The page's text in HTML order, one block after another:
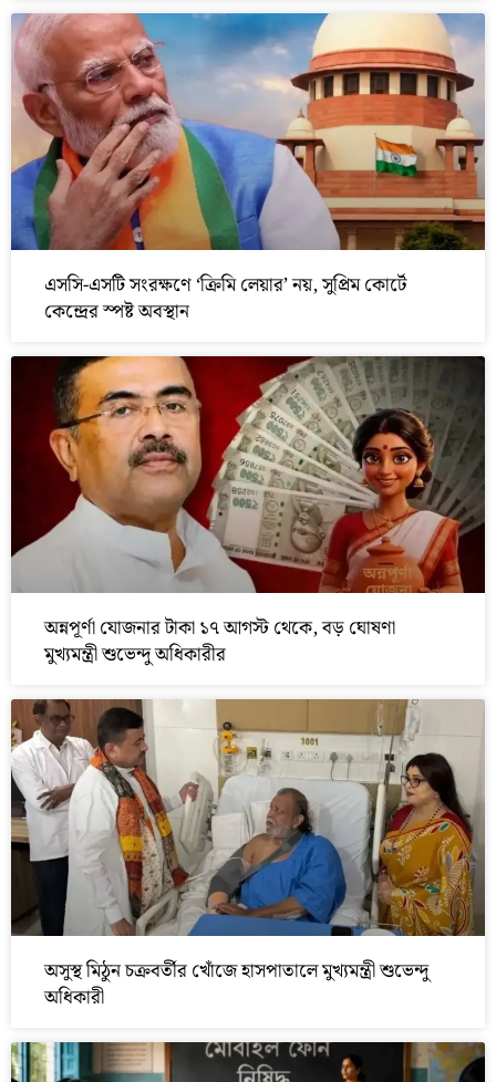
এসসি-এসটি সংরক্ষণে ‘ক্রিমি লেয়ার’ নয়, সুপ্রিম কোর্টে
কেন্দ্রের স্পষ্ট অবস্থান
অন্নপূর্ণা যোজনার টাকা ১৭ আগস্ট থেকে, বড় ঘোষণা
মুখ্যমন্ত্রী শুভেন্দু অধিকারীর
অসুস্থ মিঠুন চক্রবর্তীর খোঁজে হাসপাতালে মুখ্যমন্ত্রী শুভেন্দু
অধিকারী